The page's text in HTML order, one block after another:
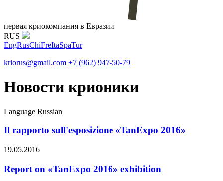
первая криокомпания в Евразии
RUS
EngRusChiFreItaSpaTur
kriorus@gmail.com +7 (962) 947-50-79
Новости крионики
Language Russian
Il rapporto sull'esposizione «TanExpo 2016»
19.05.2016
Report on «TanExpo 2016» exhibition